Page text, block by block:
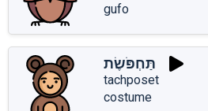
gufo
תַּחְפֹּשֶׂת
tachposet
costume